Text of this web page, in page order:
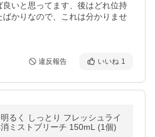
いと思ってます、後はどれ位持
かりなので、これは分かりませ
違反報告 いいね 1
ト プリン解消ミストブリーチ 150mL (1個)